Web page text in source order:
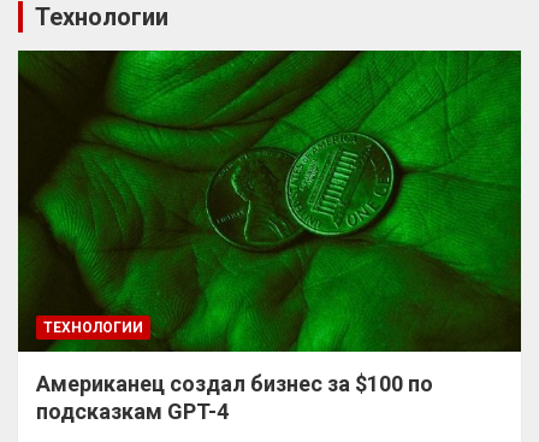
Технологии
ТЕХНОЛОГИИ
Американец создал бизнес за $100 по
подсказкам GPT-4